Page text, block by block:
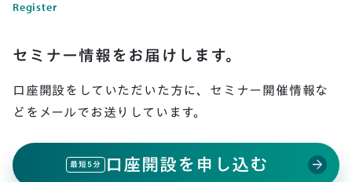
Register
セミナー情報をお届けします。
口座開設をしていただいた方に、 セミナー開催情報な
どをメールでお送りしています。
最短5分 口座開設を申し込む arrow_forward